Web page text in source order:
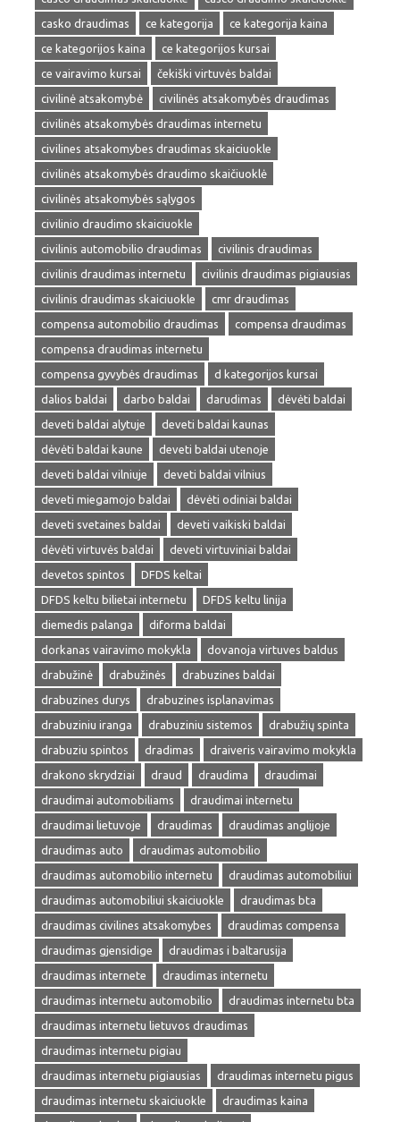
casko draudimas
ce kategorija
ce kategorija kaina
ce kategorijos kaina
ce kategorijos kursai
ce vairavimo kursai
čekiški virtuvės baldai
civilinė atsakomybė
civilinės atsakomybės draudimas
civilinės atsakomybės draudimas internetu
civilines atsakomybes draudimas skaiciuokle
civilinės atsakomybės draudimo skaičiuoklė
civilinės atsakomybės sąlygos
civilinio draudimo skaiciuokle
civilinis automobilio draudimas
civilinis draudimas
civilinis draudimas internetu
civilinis draudimas pigiausias
civilinis draudimas skaiciuokle
cmr draudimas
compensa automobilio draudimas
compensa draudimas
compensa draudimas internetu
compensa gyvybės draudimas
d kategorijos kursai
dalios baldai
darbo baldai darudimas
dėvėti baldai
deveti baldai alytuje
deveti baldai kaunas
dėvėti baldai kaune
deveti baldai utenoje
deveti baldai vilniuje
deveti baldai vilnius
deveti miegamojo baldai
dėvėti odiniai baldai
deveti svetaines baldai
deveti vaikiski baldai
dėvėti virtuvės baldai
deveti virtuviniai baldai
devetos spintos
DFDS keltai
DFDS keltu bilietai internetu
DFDS keltu linija
diemedis palanga
diforma baldai
dorkanas vairavimo mokykla
dovanoja virtuves baldus
drabužinė
drabužinės
drabuzines baldai
drabuzines durys
drabuzines isplanavimas
drabuziniu iranga
drabuziniu sistemos
drabužių spinta
drabuziu spintos
dradimas
draiveris vairavimo mokykla
drakono skrydziai
draud draudima
draudimai
draudimai automobiliams
draudimai internetu
draudimai lietuvoje
draudimas
draudimas anglijoje
draudimas auto
draudimas automobilio
draudimas automobilio internetu
draudimas automobiliui
draudimas automobiliui skaiciuokle
draudimas bta
draudimas civilines atsakomybes
draudimas compensa
draudimas gjensidige
draudimas i baltarusija
draudimas internete
draudimas internetu
draudimas internetu automobilio
draudimas internetu bta
draudimas internetu lietuvos draudimas
draudimas internetu pigiau
draudimas internetu pigiausias
draudimas internetu pigus
draudimas internetu skaiciuokle
draudimas kaina